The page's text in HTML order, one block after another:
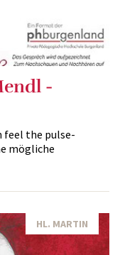
-
feel the pulse-
mögliche
HL. MARTIN